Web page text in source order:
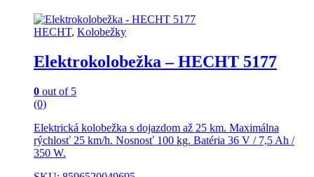
HECHT, Kolobežky
Elektrokolobežka – HECHT 5177
0 out of 5
(0)
Elektrická kolobežka s dojazdom až 25 km. Maximálna
rýchlosť 25 km/h. Nosnosť 100 kg. Batéria 36 V / 7,5 Ah /
350 W.